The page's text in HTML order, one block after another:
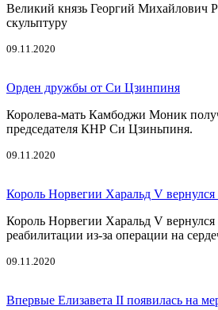
Великий князь Георгий Михайлович
скульптуру
09.11.2020
Орден дружбы от Си Цзинпиня
Королева-мать Камбоджи Моник
председателя КНР Си Цзиньпиня.
09.11.2020
Король Норвегии Харальд V вернулся
Король Норвегии Харальд V вернулся
реабилитации из-за операции на
09.11.2020
Впервые Елизавета II появилась на